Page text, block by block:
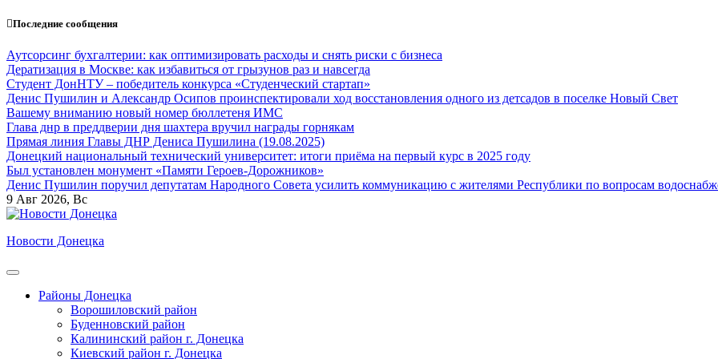
Перейти
содержанию
Последние сообщения
Аутсорсинг бухгалтерии: как оптимизировать расходы и снять риски с бизнеса
Дератизация в Москве: как избавиться от грызунов раз и навсегда
Студент ДонНТУ – победитель конкурса «Студенческий стартап»
Денис Пушилин и Александр Осипов проинспектировали ход восстановления одного из детсадов в поселке Новый Свет
Вашему вниманию новый номер бюллетеня ИМС
Глава днр в преддверии дня шахтера вручил награды горнякам
Прямая линия Главы ДНР Дениса Пушилина (19.08.2025)
Донецкий национальный технический университет: итоги приёма на первый курс в 2025 году
Был установлен монумент «Памяти Героев-Дорожников»
Денис Пушилин поручил депутатам Народного Совета усилить коммуникацию с жителями Республики по вопросам
9 Авг 2026, Вс
Новости Донецка
Районы Донецка
Ворошиловский район
Буденновский район
Калининский район г. Донецка
Киевский район г. Донецка